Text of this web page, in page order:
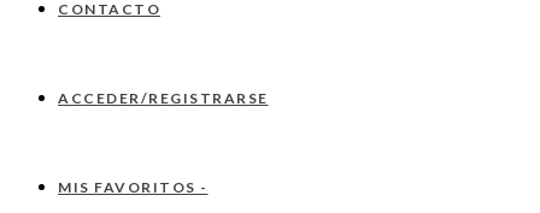
CONTACTO
ACCEDER/REGISTRARSE
MIS FAVORITOS -